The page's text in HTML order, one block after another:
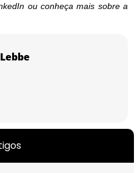
ou conheça mais sobre a